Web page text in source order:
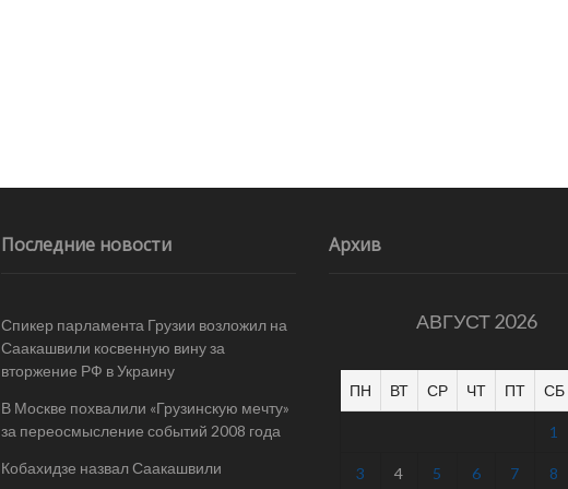
Последние новости
Спикер парламента Грузии возложил на
Саакашвили косвенную вину за
вторжение РФ в Украину
В Москве похвалили «Грузинскую мечту»
за переосмысление событий 2008 года
Кобахидзе назвал Саакашвили
Архив
АВГУСТ 2026
ПН ВТ СР ЧТ ПТ СБ
1
3 4 5 6 7 8